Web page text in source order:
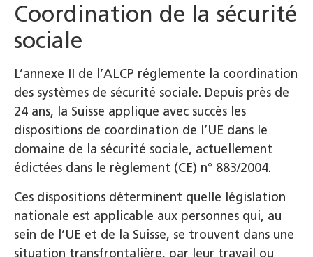
Coordination de la sécurité
sociale
L’annexe II de l’ALCP réglemente la coordination
des systèmes de sécurité sociale. Depuis près de
24 ans, la Suisse applique avec succès les
dispositions de coordination de l’UE dans le
domaine de la sécurité sociale, actuellement
édictées dans le règlement (CE) n° 883/2004.
Ces dispositions déterminent quelle législation
nationale est applicable aux personnes qui, au
sein de l’UE et de la Suisse, se trouvent dans une
situation transfrontalière, par leur travail ou